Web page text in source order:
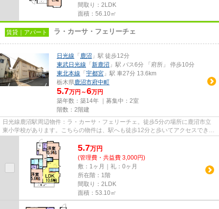
間取り：2LDK
面積：56.10㎡
賃貸｜アパート ラ・カーサ・フェリーチェ
日光線 「 鹿沼 」駅 徒歩12分
東武日光線 「 新鹿沼 」駅 バス6分 「府所」 停歩10分
東北本線 「 宇都宮 」駅 車27分 13.6km
栃木県鹿沼市府中町
5.7万円～6万円
築年数：築14年 ｜募集中： 2室
階数：2階建
日光線鹿沼駅周辺物件：ラ・カーサ・フェリーチェ。徒歩5分の場所に鹿沼市立
東小学校があります。こちらの物件は、駅へも徒歩12分と歩いてアクセスできま
す。こちらの物件はアパートで...
5.7万円
(管理費・共益費 3,000円)
敷：1ヶ月｜礼：0ヶ月
所在階：1階
間取り：2LDK
面積：53.10㎡